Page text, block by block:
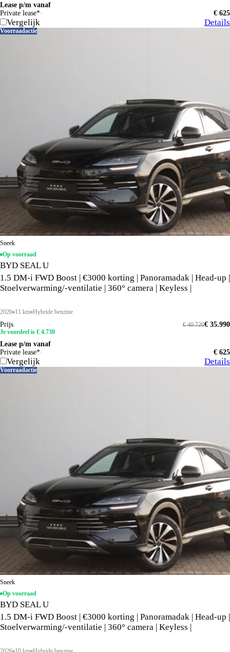
Lease p/m vanaf
Private lease*
€ 625
Vergelijk Details
Voorraadactie
Sneek
Op voorraad
BYD SEAL U
1.5 DM-i FWD Boost | €3000 korting | Panoramadak | Head-up |
Stoelverwarming/-ventilatie | 360° camera | Keyless |
2026 11 km Hybride benzine
Prijs € 35.990
€ 40.720
Je voordeel is € 4.730
Lease p/m vanaf
Private lease*
€ 625
Vergelijk Details
Voorraadactie
Sneek
Op voorraad
BYD SEAL U
1.5 DM-i FWD Boost | €3000 korting | Panoramadak | Head-up |
Stoelverwarming/-ventilatie | 360° camera | Keyless |